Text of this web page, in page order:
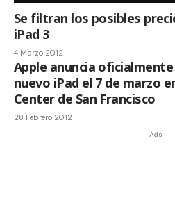
Se filtran los posibles
iPad 3
4 Marzo 2012
Apple anuncia
nuevo iPad el 7 de marzo
Center de San Francisco
28 Febrero 2012
- Ads -